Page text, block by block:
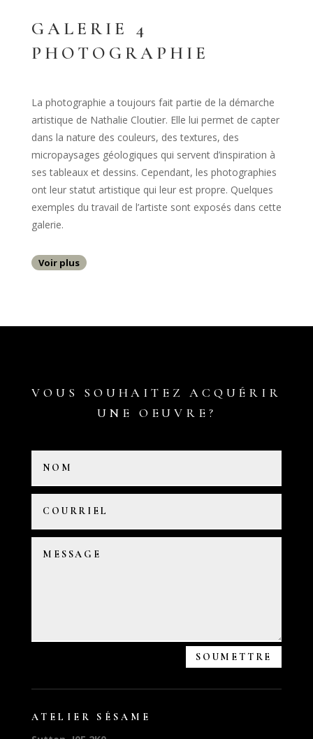
GALERIE 4
PHOTOGRAPHIE
La photographie a toujours fait partie de la démarche
artistique de Nathalie Cloutier. Elle lui permet de capter
dans la nature des couleurs, des textures, des
micropaysages géologiques qui servent d’inspiration à
ses tableaux et dessins. Cependant, les photographies
ont leur statut artistique qui leur est propre. Quelques
exemples du travail de l’artiste sont exposés dans cette
galerie.
Voir plus
VOUS SOUHAITEZ ACQUÉRIR
UNE OEUVRE?
SOUMETTRE
ATELIER SÉSAME